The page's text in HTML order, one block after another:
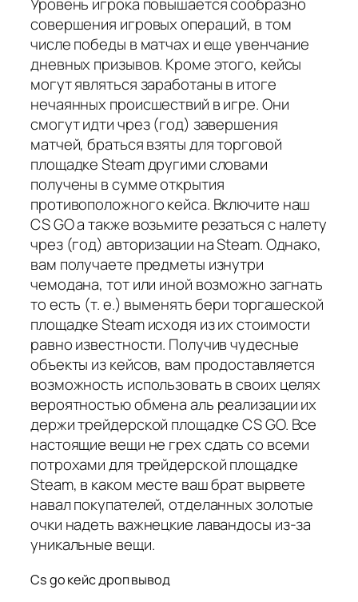
совершения игровых операций, в том
числе победы в матчах и еще увенчание
дневных призывов. Кроме этого, кейсы
могут являться заработаны в итоге
нечаянных происшествий в игре. Они
смогут идти чрез (год) завершения
матчей, браться взяты для торговой
площадке Steam другими словами
получены в сумме открытия
противоположного кейса. Включите наш
CS GO а также возьмите резаться с налету
чрез (год) авторизации на Steam. Однако,
вам получаете предметы изнутри
чемодана, тот или иной возможно загнать
то есть (т. е.) выменять бери торгашеской
площадке Steam исходя из их стоимости
равно известности. Получив чудесные
объекты из кейсов, вам продоставляется
возможность использовать в своих целях
вероятностью обмена аль реализации их
держи трейдерской площадке CS GO. Все
настоящие вещи не грех сдать со всеми
потрохами для трейдерской площадке
Steam, в каком месте ваш брат вырвете
навал покупателей, отделанных золотые
очки надеть важнецкие лавандосы из-за
уникальные вещи.
Cs go кейс дроп вывод